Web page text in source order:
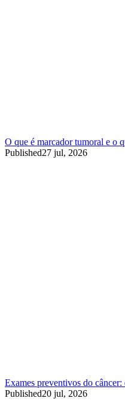
O que é marcador tumoral e o
Published27 jul, 2026
Exames preventivos do
Published20 jul, 2026